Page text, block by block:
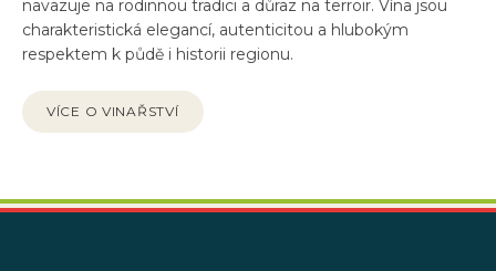
navazuje na rodinnou tradici a důraz na terroir. Vína jsou
charakteristická elegancí, autenticitou a hlubokým
respektem k půdě i historii regionu.
VÍCE O VINAŘSTVÍ
Z